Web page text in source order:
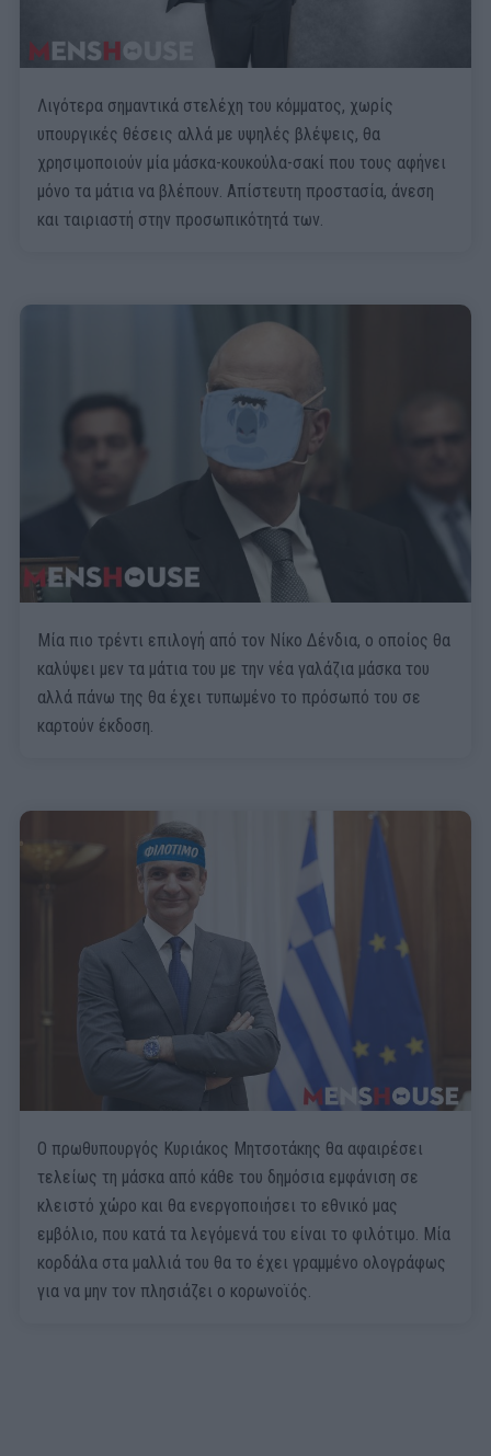
Λιγότερα σημαντικά στελέχη του κόμματος, χωρίς
υπουργικές θέσεις αλλά με υψηλές βλέψεις, θα
χρησιμοποιούν μία μάσκα-κουκούλα-σακί που τους αφήνει
μόνο τα μάτια να βλέπουν. Απίστευτη προστασία, άνεση
και ταιριαστή στην προσωπικότητά των.
Μία πιο τρέντι επιλογή από τον Νίκο Δένδια, ο οποίος θα
καλύψει μεν τα μάτια του με την νέα γαλάζια μάσκα του
αλλά πάνω της θα έχει τυπωμένο το πρόσωπό του σε
καρτούν έκδοση.
Ο πρωθυπουργός Κυριάκος Μητσοτάκης θα αφαιρέσει
τελείως τη μάσκα από κάθε του δημόσια εμφάνιση σε
κλειστό χώρο και θα ενεργοποιήσει το εθνικό μας
εμβόλιο, που κατά τα λεγόμενά του είναι το φιλότιμο. Μία
κορδάλα στα μαλλιά του θα το έχει γραμμένο ολογράφως
για να μην τον πλησιάζει ο κορωνοϊός.